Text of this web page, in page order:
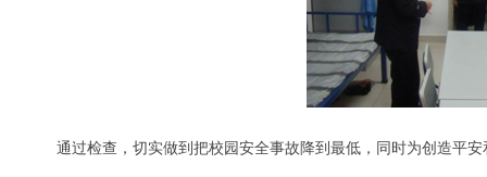
通过检查，切实做到把校园安全事故降到最低，同时为创造平安